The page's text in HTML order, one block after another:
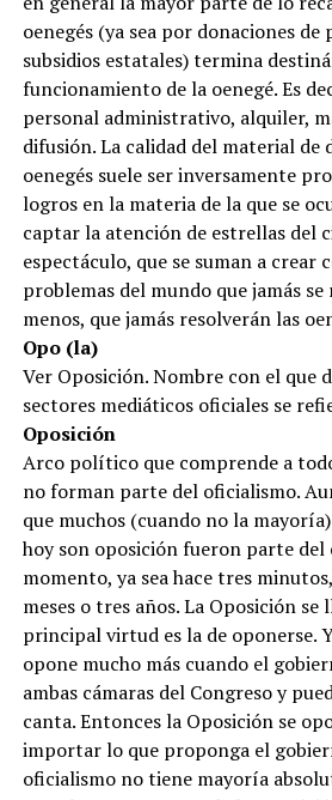
oenegés (ya sea por donaciones de
subsidios estatales) termina
funcionamiento de la oenegé. Es
personal administrativo, alquiler,
difusión. La calidad del material de
oenegés suele ser inversamente
logros en la materia de la que se
captar la atención de estrellas del
espectáculo, que se suman a crear
problemas del mundo que jamás
menos, que jamás resolverán las
Opo (la)
Ver Oposición. Nombre con el que
sectores mediáticos oficiales se
Oposición
Arco político que comprende a
no forman parte del oficialismo.
que muchos (cuando no la
hoy son oposición fueron parte
momento, ya sea hace tres
meses o tres años. La Oposición se
principal virtud es la de oponerse.
opone mucho más cuando el
ambas cámaras del Congreso y
canta. Entonces la Oposición se
importar lo que proponga el
oficialismo no tiene mayoría